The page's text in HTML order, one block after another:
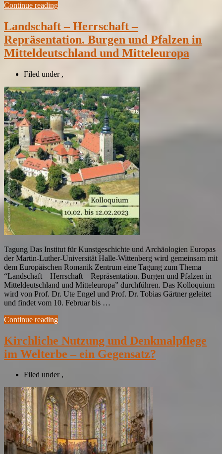
Continue reading
Landschaft – Herrschaft –
Repräsentation. Burgen und Pfalzen in
Mitteldeutschland und Mitteleuropa
Filed under ,
Tagung Das Institut für Kunstgeschichte und Archäologien Europas
der Martin-Luther-Universität Halle-Wittenberg wird gemeinsam mit
dem Europäischen Romanik Zentrum eine Tagung zum Thema
“Landschaft – Herrschaft – Repräsentation. Burgen und Pfalzen in
Mitteldeutschland und Mitteleuropa” durchführen. Das Kolloquium
wird von Prof. Dr. Ute Engel und Prof. Dr. Tobias Gärtner geleitet
und findet vom 10. Februar bis …
Continue reading
Kirchliche Nutzung und Denkmalpflege
im Welterbe – ein Gegensatz?
Filed under ,